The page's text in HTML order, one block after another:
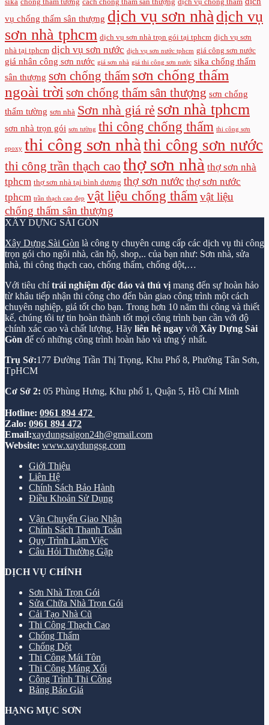
sika chống thấm tường cách chống thấm sân thượng dịch vụ chống thấm
vụ chống thấm sân thượng dịch vụ sơn nhà dịch vụ
sơn nhà tphcm dịch vụ sơn nhà trọn gói tại tphcm dịch vụ sơn
nhà tại tphcm dịch vụ sơn nước dịch vụ sơn nước tphcm giá công sơn nước
giá nhân công sơn nước giá sơn nhà giá thi công sơn nước sika chống thấm
sân thượng sơn chống thấm sơn chống thấm
ngoài trời sơn chống thấm sân thượng sơn chống
thấm tường sơn nhà Sơn nhà giá rẻ sơn nhà tphcm
sơn nhà trọn gói sơn tường thi công chống thấm thi công sơn
epoxy thi công sơn nhà thi công sơn nước
thi công trần thạch cao thợ sơn nhà thợ sơn nhà
tphcm thợ sơn nhà tại bình dương thợ sơn nước thợ sơn nước
tphcm trần thạch cao đẹp vật liệu chống thấm vật liệu
chống thấm sân thượng
XÂY DỰNG SÀI GÒN
Xây Dựng Sài Gòn là công ty chuyên cung cấp các dịch vụ thi công
trọn gói cho ngôi nhà, căn hộ, shop,.. của bạn như: Sơn nhà, sửa
nhà, thi công thạch cao, chống thấm, chống dột,…
Với tiêu chítrải nghiệm độc đáo và thú vị mang đến sự hoàn hảo
từ khâu tiếp nhận thi công cho đến bàn giao công trình một cách
chuyên nghiệp, giá tốt cho bạn. Trong hơn 10 năm thi công và thiết
kế, chúng tôi tự tin hoàn thành tốt mọi công trình bạn cần với độ
chính xác cao và chất lượng. Hãy liên hệ ngay với Xây Dựng Sài
Gòn để có những công trình hoàn hảo và ưng ý nhất.
Trụ Sở:177 Đường Trần Thị Trọng, Khu Phố 8, Phường Tân Sơn,
TpHCM
Cơ Sở 2: 05 Phùng Hưng, Khu phố 1, Quận 5, Hồ Chí Minh
Hotline: 0961 894 472
Zalo: 0961 894 472
Email:xaydungsaigon24h@gmail.com
Website: www.xaydungsg.com
Giới Thiệu
Liên Hệ
Chính Sách Bảo Hành
Điều Khoản Sử Dụng
Vận Chuyển Giao Nhận
Chính Sách Thanh Toán
Quy Trình Làm Việc
Câu Hỏi Thường Gặp
DỊCH VỤ CHÍNH
Sơn Nhà Trọn Gói
Sửa Chữa Nhà Trọn Gói
Cải Tạo Nhà Cũ
Thi Công Thạch Cao
Chống Thấm
Chống Dột
Thi Công Mái Tôn
Thi Công Máng Xối
Công Trình Thi Công
Bảng Báo Giá
HẠNG MỤC SƠN